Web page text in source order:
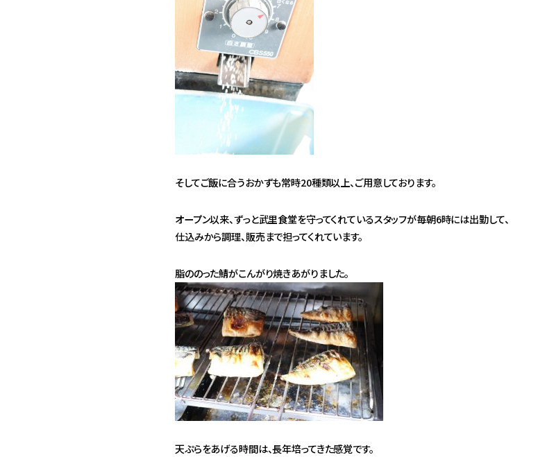
そしてご飯に合うおかずも常時20種類以上、ご用意しております。
オープン以来、ずっと武里食堂を守ってくれているスタッフが毎朝6時には出勤して、
仕込みから調理、販売まで担ってくれています。
脂ののった鯖がこんがり焼きあがりました。
天ぷらをあげる時間は、長年培ってきた感覚です。